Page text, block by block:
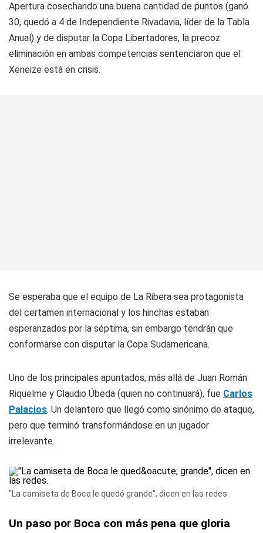
Apertura cosechando una buena cantidad de puntos (ganó
30, quedó a 4 de Independiente Rivadavia, líder de la Tabla
Anual) y de disputar la Copa Libertadores, la precoz
eliminación en ambas competencias sentenciaron que el
Xeneize está en crisis.
Se esperaba que el equipo de La Ribera sea protagonista
del certamen internacional y los hinchas estaban
esperanzados por la séptima, sin embargo tendrán que
conformarse con disputar la Copa Sudamericana.
Uno de los principales apuntados, más allá de Juan Román
Riquelme y Claudio Úbeda (quien no continuará), fue Carlos
Palacios. Un delantero que llegó como sinónimo de ataque,
pero que terminó transformándose en un jugador
irrelevante.
"La camiseta de Boca le quedó grande", dicen en las redes.
Un paso por Boca con más pena que gloria